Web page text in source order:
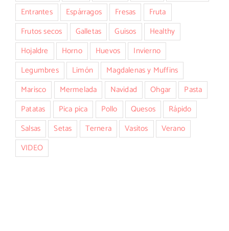
Entrantes
Espárragos Fresas
Fruta
Frutos secos
Galletas Guisos
Healthy
Hojaldre
Horno Huevos
Invierno
Legumbres
Limón
Magdalenas y Muffins
Marisco
Mermelada Navidad Ohgar
Pasta
Patatas
Pica pica Pollo Quesos
Rápido
Salsas
Setas Ternera Vasitos
Verano
VIDEO